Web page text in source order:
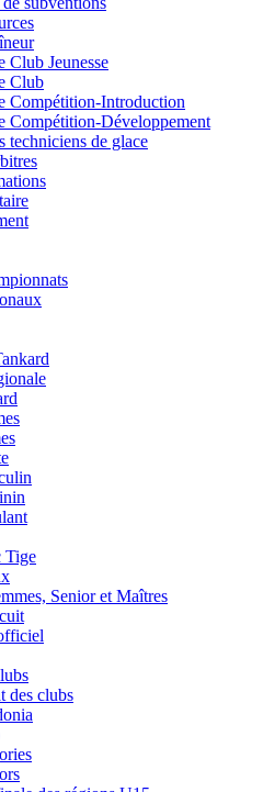
Club Jeunesse
Club
Compétition-Introduction
Compétition-Développement
techniciens de glace
Tige
Senior et Maîtres
des clubs